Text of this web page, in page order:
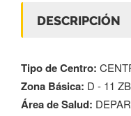
DESCRIPCIÓN
Tipo de Centro:
Zona Básica: D - 11
Área de Salud: